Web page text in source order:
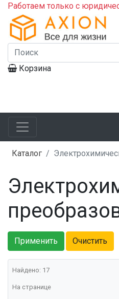
Работаем только с
Корзина
Каталог
Найдено: 17
На странице